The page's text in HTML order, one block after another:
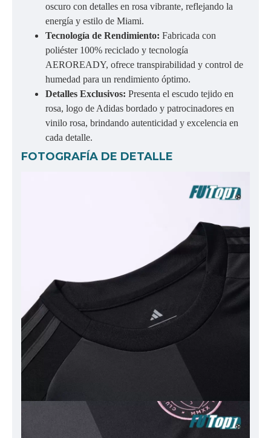
oscuro con detalles en rosa vibrante, reflejando la
energía y estilo de Miami.
Tecnología de Rendimiento: Fabricada con
poliéster 100% reciclado y tecnología
AEROREADY, ofrece transpirabilidad y control de
humedad para un rendimiento óptimo.
Detalles Exclusivos: Presenta el escudo tejido en
rosa, logo de Adidas bordado y patrocinadores en
vinilo rosa, brindando autenticidad y excelencia en
cada detalle.
FOTOGRAFÍA DE DETALLE